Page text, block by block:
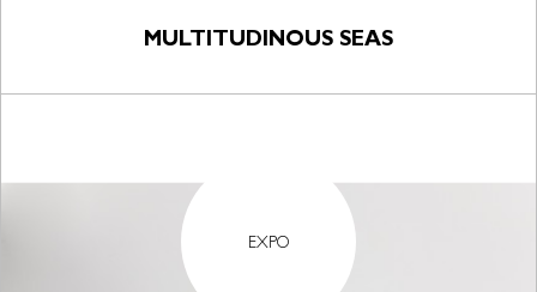
MULTITUDINOUS SEAS
EXPO